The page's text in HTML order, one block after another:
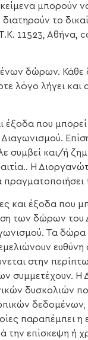
μπορούν
το
11523, Αθήνα,
δώρων.
λόγο λήγει και
έξοδα που
συμβεί και/ή
Η
και έξοδα που
των δώρων
Τα δώρα
στην
συμμετέχουν. Η
δυσκολιών
παραπέμπει
την επίσκεψη ή